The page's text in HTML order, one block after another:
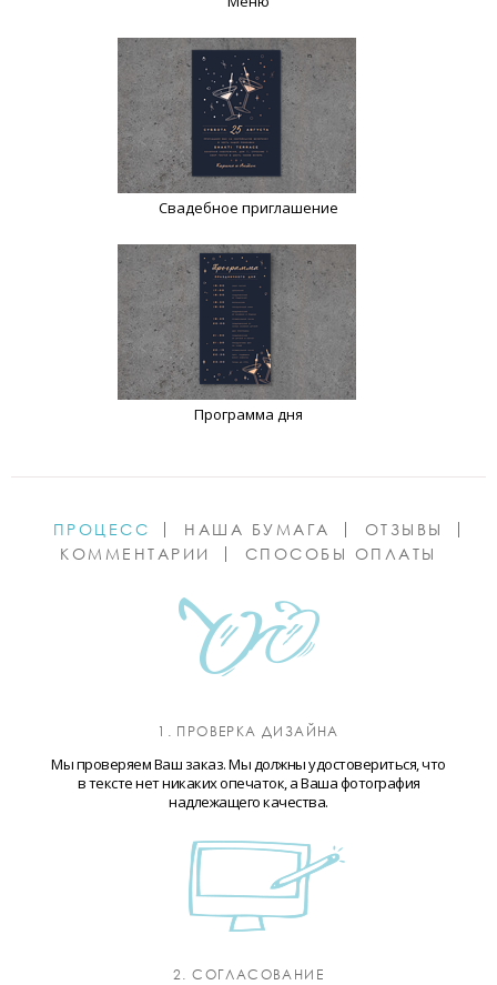
Свадебное приглашение
Программа дня
ПРОЦЕСС НАША БУМАГА
ОТЗЫВЫ
КОММЕНТАРИИ
СПОСОБЫ ОПЛАТЫ
1. ПРОВЕРКА ДИЗАЙНА
Мы проверяем Ваш заказ. Мы должны удостовериться, что
в тексте нет никаких опечаток, а Ваша фотография
надлежащего качества.
2. СОГЛАСОВАНИЕ